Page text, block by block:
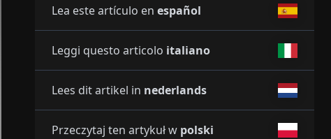
Lea este artículo en español
Leggi questo articolo italiano
Lees dit artikel in nederlands
Przeczytaj ten artykuł w polski